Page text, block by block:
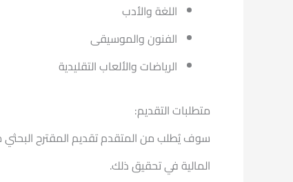
اللغة والأدب
الفنون والموسيقى
الرياضات والألعاب التقليدية
متطلبات التقديم:
سوف يُطلب من المتقدم تقديم المقترح
المالية في تحقيق ذلك.